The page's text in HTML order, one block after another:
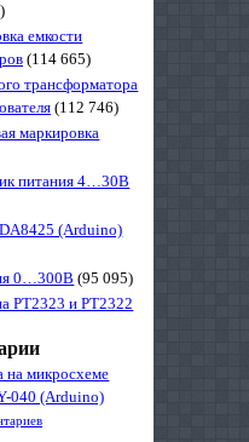
емкости
(114 665)
трансформатора
(112 746)
маркировка
питания 4…30В
(Arduino)
0…300В (95 095)
PT2323 и PT2322
на микросхеме
040 (Arduino)